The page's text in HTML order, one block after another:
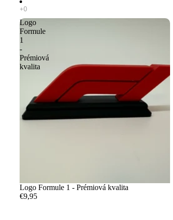
Logo
Formule
1
-
Prémiová
kvalita
Logo Formule 1 - Prémiová kvalita
€9,95